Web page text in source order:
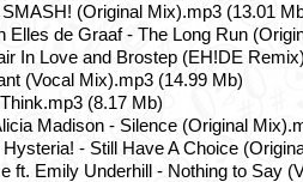
(Original Mix).mp3 (13.01
Elles de Graaf - The Long Run
In Love and Brostep (EH!DE
(Vocal Mix).mp3 (14.99 Mb)
(8.17 Mb)
Madison - Silence (Original
- Still Have A Choice
ft. Emily Underhill - Nothing to Say